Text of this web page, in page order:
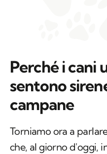
Perché i cani
sentono
campane
Torniamo ora a
che, al giorno d'oggi,